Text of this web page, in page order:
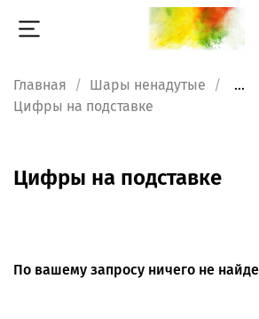
Главная Шары ненадутые
...
Цифры на подставке
Цифры на подставке
По вашему запросу ничего не